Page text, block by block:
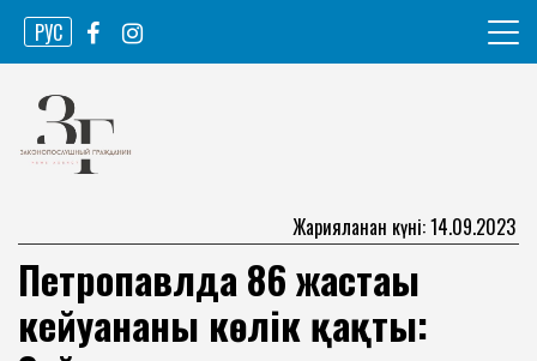
Skip
content
РУС
Законопослушный гражданин
Жарияланған күні: 14.09.2023
Петропавлда 86 жастағы
кейуананы көлік қақты: